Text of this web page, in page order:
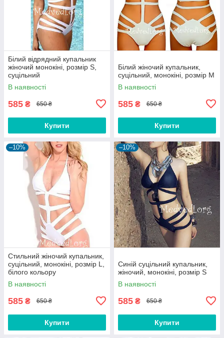
Білий відрядний купальник
жіночий монокіні, розмір S,
суцільний
В наявності
585 ₴ 650 ₴
Купити
Білий жіночий купальник,
суцільний, монокіні, розмір M
В наявності
585 ₴ 650 ₴
Купити
–10%
Стильний жіночий купальник,
суцільний, монокіні, розмір L,
білого кольору
В наявності
585 ₴ 650 ₴
Купити
–10%
Синій суцільний купальник,
жіночий, монокіні, розмір S
В наявності
585 ₴ 650 ₴
Купити